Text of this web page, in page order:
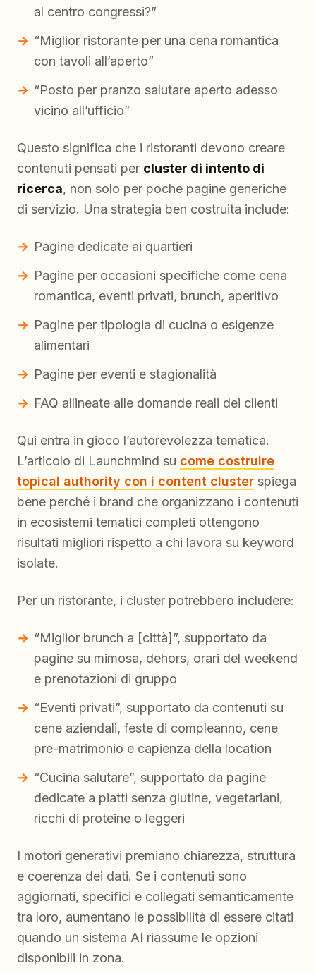
al centro congressi?”
“Miglior ristorante per una cena romantica
con tavoli all’aperto”
“Posto per pranzo salutare aperto adesso
vicino all’ufficio”
Questo significa che i ristoranti devono creare
contenuti pensati per cluster di intento di
ricerca, non solo per poche pagine generiche
di servizio. Una strategia ben costruita include:
Pagine dedicate ai quartieri
Pagine per occasioni specifiche come cena
romantica, eventi privati, brunch, aperitivo
Pagine per tipologia di cucina o esigenze
alimentari
Pagine per eventi e stagionalità
FAQ allineate alle domande reali dei clienti
Qui entra in gioco l’autorevolezza tematica.
L’articolo di Launchmind su come costruire
topical authority con i content cluster spiega
bene perché i brand che organizzano i contenuti
in ecosistemi tematici completi ottengono
risultati migliori rispetto a chi lavora su keyword
isolate.
Per un ristorante, i cluster potrebbero includere:
“Miglior brunch a [città]”, supportato da
pagine su mimosa, dehors, orari del weekend
e prenotazioni di gruppo
“Eventi privati”, supportato da contenuti su
cene aziendali, feste di compleanno, cene
pre-matrimonio e capienza della location
“Cucina salutare”, supportato da pagine
dedicate a piatti senza glutine, vegetariani,
ricchi di proteine o leggeri
I motori generativi premiano chiarezza, struttura
e coerenza dei dati. Se i contenuti sono
aggiornati, specifici e collegati semanticamente
tra loro, aumentano le possibilità di essere citati
quando un sistema AI riassume le opzioni
disponibili in zona.